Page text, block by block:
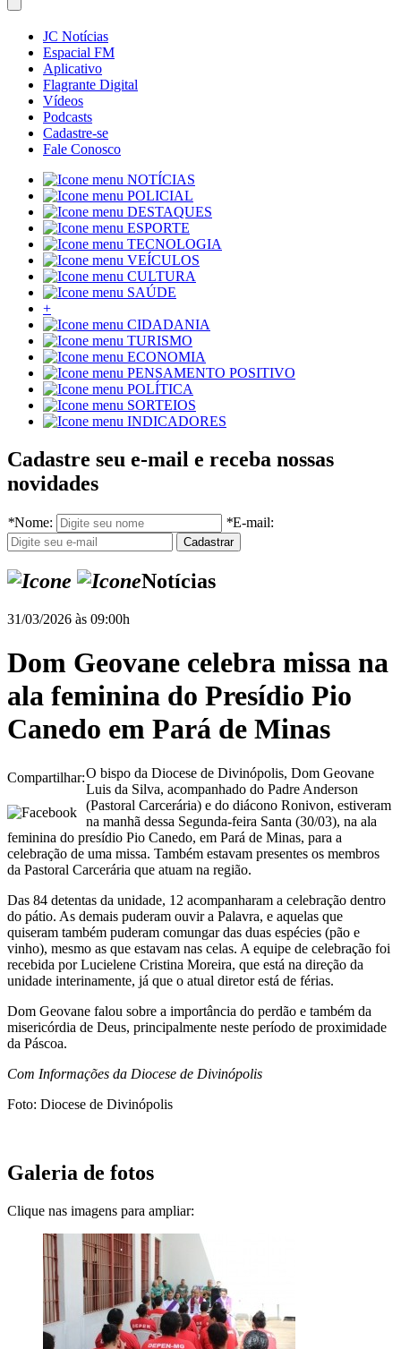
JC Notícias
Espacial FM
Aplicativo
Flagrante Digital
Vídeos
Podcasts
Cadastre-se
Fale Conosco
NOTÍCIAS
POLICIAL
DESTAQUES
ESPORTE
TECNOLOGIA
VEÍCULOS
CULTURA
SAÚDE
+
CIDADANIA
TURISMO
ECONOMIA
PENSAMENTO POSITIVO
POLÍTICA
SORTEIOS
INDICADORES
Cadastre seu e-mail e receba nossas
novidades
*Nome: *E-mail:
Notícias
31/03/2026 às 09:00h
Dom Geovane celebra missa na
ala feminina do Presídio Pio
Canedo em Pará de Minas
Compartilhar:O bispo da Diocese de Divinópolis, Dom Geovane
Luis da Silva, acompanhado do Padre Anderson
(Pastoral Carcerária) e do diácono Ronivon, estiveram
na manhã dessa Segunda-feira Santa (30/03), na ala
feminina do presídio Pio Canedo, em Pará de Minas, para a
celebração de uma missa. Também estavam presentes os membros
da Pastoral Carcerária que atuam na região.
Das 84 detentas da unidade, 12 acompanharam a celebração dentro
do pátio. As demais puderam ouvir a Palavra, e aquelas que
quiseram também puderam comungar das duas espécies (pão e
vinho), mesmo as que estavam nas celas. A equipe de celebração foi
recebida por Lucielene Cristina Moreira, que está na direção da
unidade interinamente, já que o atual diretor está de férias.
Dom Geovane falou sobre a importância do perdão e também da
misericórdia de Deus, principalmente neste período de proximidade
da Páscoa.
Com Informações da Diocese de Divinópolis
Foto: Diocese de Divinópolis
Galeria de fotos
Clique nas imagens para ampliar: